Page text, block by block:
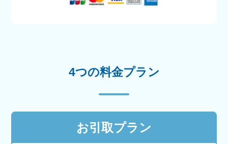
4つの料金プラン
お引取プラン